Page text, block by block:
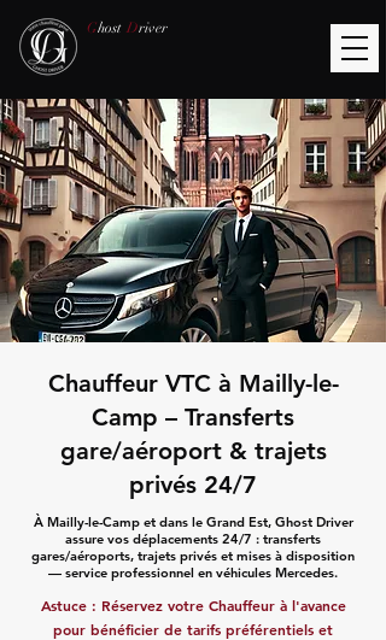
Ghost Driver
Chauffeur VTC à Mailly-le-
Camp – Transferts
gare/aéroport & trajets
privés 24/7
À Mailly-le-Camp et dans le Grand Est, Ghost Driver
assure vos déplacements 24/7 : transferts
gares/aéroports, trajets privés et mises à disposition
— service professionnel en véhicules Mercedes.
Astuce : Réservez votre Chauffeur à l'avance
pour bénéficier de tarifs préférentiels et